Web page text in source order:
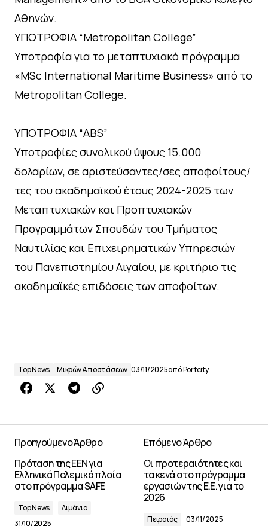
Αθηνών.
ΥΠΟΤΡΟΦΙΑ “Metropolitan College”
Υποτροφία για το μεταπτυχιακό πρόγραμμα
«MSc International Maritime Business» από το
Metropolitan College.
ΥΠΟΤΡΟΦΙΑ “ABS”
Υποτροφίες συνολικού ύψους 15.000
δολαρίων, σε αριστεύσαντες/σες αποφοίτους/
τες του ακαδημαϊκού έτους 2024-2025 των
Μεταπτυχιακών και Προπτυχιακών
Προγραμμάτων Σπουδών του Τμήματος
Ναυτιλίας και Επιχειρηματικών Υπηρεσιών
του Πανεπιστημίου Αιγαίου, με κριτήριο τις
ακαδημαϊκές επιδόσεις των αποφοίτων.
Top News Μικρών Αποστάσεων 03/11/2025απόPortcity
Προηγούμενο Άρθρο
Πρόταση της ΕΕΝ για
Ελληνικά Πολεμικά πλοία
στο πρόγραμμα SAFE
Top News
Λιμάνια
31/10/2025
Επόμενο Άρθρο
Οι προτεραιότητες και
τα κενά στο πρόγραμμα
εργασιών της Ε.Ε. για το
2026
Πειραιάς 03/11/2025